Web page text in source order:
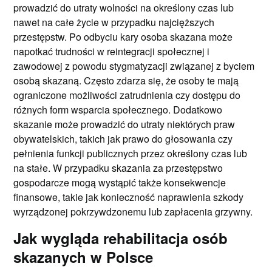
prowadzić do utraty wolności na określony czas lub
nawet na całe życie w przypadku najcięższych
przestępstw. Po odbyciu kary osoba skazana może
napotkać trudności w reintegracji społecznej i
zawodowej z powodu stygmatyzacji związanej z byciem
osobą skazaną. Często zdarza się, że osoby te mają
ograniczone możliwości zatrudnienia czy dostępu do
różnych form wsparcia społecznego. Dodatkowo
skazanie może prowadzić do utraty niektórych praw
obywatelskich, takich jak prawo do głosowania czy
pełnienia funkcji publicznych przez określony czas lub
na stałe. W przypadku skazania za przestępstwo
gospodarcze mogą wystąpić także konsekwencje
finansowe, takie jak konieczność naprawienia szkody
wyrządzonej pokrzywdzonemu lub zapłacenia grzywny.
Jak wygląda rehabilitacja osób
skazanych w Polsce